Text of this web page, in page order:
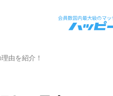
由を紹介！